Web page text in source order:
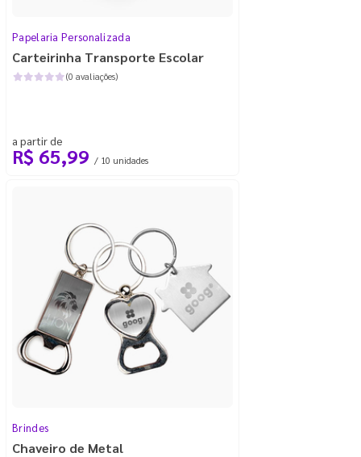
Papelaria Personalizada
Carteirinha Transporte Escolar
(0 avaliações)
a partir de
R$ 65,99 / 10 unidades
Brindes
Chaveiro de Metal